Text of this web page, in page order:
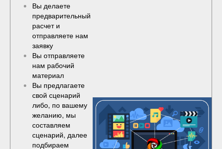
Вы делаете
предварительный
расчет и
отправляете нам
заявку
Вы отправляете
нам рабочий
материал
Вы предлагаете
свой сценарий
либо, по вашему
желанию, мы
составляем
сценарий, далее
подбираем